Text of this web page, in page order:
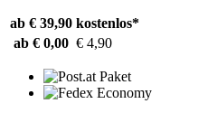
ab € 39,90 kostenlos*
ab € 0,00 € 4,90